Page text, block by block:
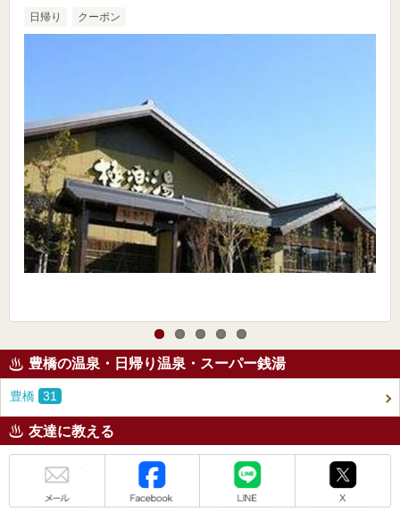
日帰り クーポン
豊橋の温泉・日帰り温泉・スーパー銭湯
豊橋 31
友達に教える